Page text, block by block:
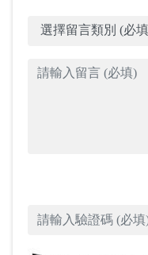
類別
留言
驗證碼